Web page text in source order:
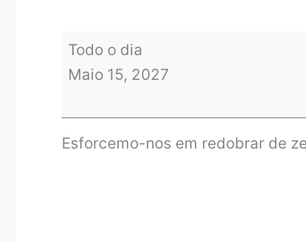
Todo o dia
Maio 15, 2027
Esforcemo-nos em redobrar de